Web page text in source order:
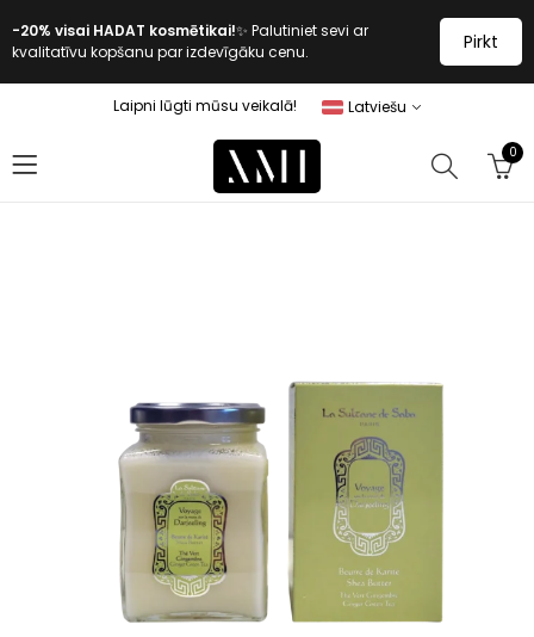
-20% visai HADAT kosmētikai!✨ Palutiniet sevi ar
kvalitatīvu kopšanu par izdevīgāku cenu.
Pirkt
Laipni lūgti mūsu veikalā! Latviešu
0